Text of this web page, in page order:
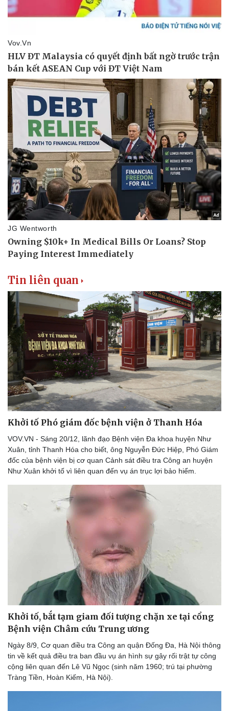
Thể thao
Bóng đá
Thế giới thể thao
eSports
Hậu trường
Ô tô - Xe máy
Ô tô
Tư vấn
Tin liên quan
Khởi tố Phó giám đốc bệnh viện ở Thanh Hóa
VOV.VN - Sáng 20/12, lãnh đạo Bệnh viện Đa khoa huyện Như
Xuân, tỉnh Thanh Hóa cho biết, ông Nguyễn Đức Hiệp, Phó Giám
đốc của bệnh viện bị cơ quan Cảnh sát điều tra Công an huyện
Như Xuân khởi tố vì liên quan đến vụ án trục lợi bảo hiểm.
Khởi tố, bắt tạm giam đối tượng chặn xe tại cổng
Bệnh viện Châm cứu Trung ương
Ngày 8/9, Cơ quan điều tra Công an quận Đống Đa, Hà Nội thông
tin về kết quả điều tra ban đầu vụ án hình sự gây rối trật tự công
cộng liên quan đến Lê Vũ Ngọc (sinh năm 1960; trú tại phường
Tràng Tiền, Hoàn Kiếm, Hà Nội).